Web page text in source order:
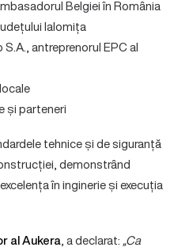
Belgiei în România
Ialomița
antreprenorul EPC al
și parteneri
tehnice și de siguranță
demonstrând
în inginerie și execuția
al Aukera, a declarat:„Ca